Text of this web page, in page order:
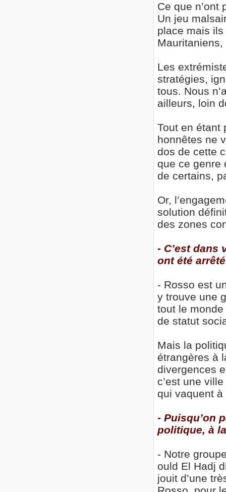
Ce que
Un jeu
place mais
Mauritaniens,
Les
stratégies,
tous. Nous
ailleurs, loin
Tout en étant
honnêtes ne
dos de cette
que ce genre
de certains,
Or,
solution
des zones
- C’est dans
ont été
- Rosso est
y trouve une
tout le
de statut
Mais la
étrangères à
divergences
c’est une
qui vaquent
- Puisqu’on
politique, à
- Notre
ould El Hadj
jouit d’une